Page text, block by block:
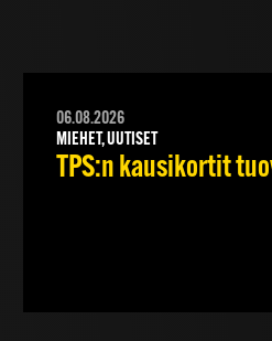
06.08.2026
MIEHET, UUTISET
TPS:n kausikortit